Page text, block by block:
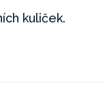
kuliček.